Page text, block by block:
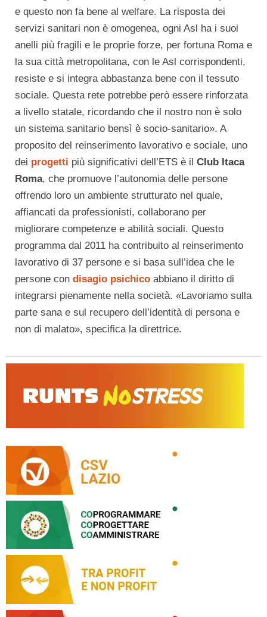
e questo non fa bene al welfare. La risposta dei
servizi sanitari non è omogenea, ogni Asl ha i suoi
anelli più fragili e le proprie forze, per fortuna Roma e
la sua città metropolitana, con le Asl corrispondenti,
resiste e si integra abbastanza bene con il tessuto
sociale. Questa rete potrebbe però essere rinforzata
a livello statale, ricordando che il nostro non è solo
un sistema sanitario bensì è socio-sanitario». A
proposito del reinserimento lavorativo e sociale, uno
dei progetti più significativi dell’ETS è il Club Itaca
Roma, che promuove l’autonomia delle persone
offrendo loro un ambiente strutturato nel quale,
affiancati da professionisti, collaborano per
migliorare competenze e abilità sociali. Questo
programma dal 2011 ha contribuito al reinserimento
lavorativo di 37 persone e si basa sull’idea che le
persone con disagio psichico abbiano il diritto di
integrarsi pienamente nella società. «Lavoriamo sulla
parte sana e sul recupero dell’identità di persona e
non di malato», specifica la direttrice.